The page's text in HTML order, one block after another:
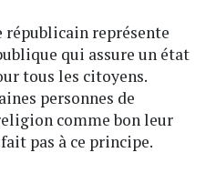
républicain représente
qui assure un état
tous les citoyens.
personnes de
comme bon leur
pas à ce principe.